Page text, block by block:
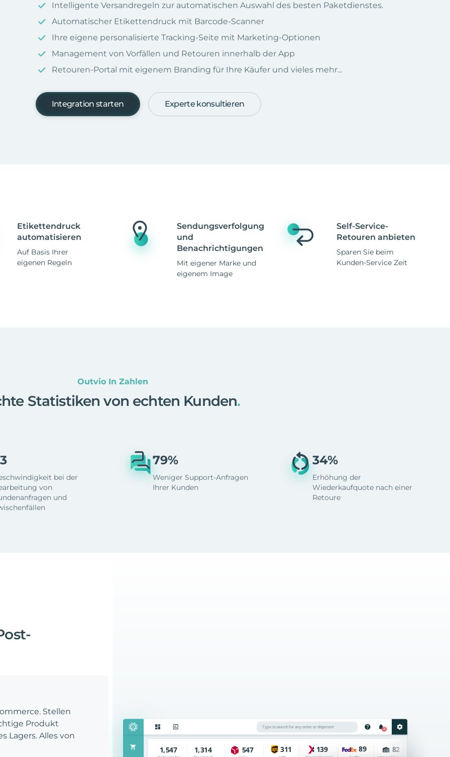
Intelligente Versandregeln zur automatischen Auswahl des besten Paketdienstes.
Automatischer Etikettendruck mit Barcode-Scanner
Ihre eigene personalisierte Tracking-Seite mit Marketing-Optionen
Management von Vorfällen und Retouren innerhalb der App
Retouren-Portal mit eigenem Branding für Ihre Käufer und vieles mehr...
Integration starten Experte konsultieren
Etikettendruck
automatisieren
Auf Basis Ihrer
eigenen Regeln
Sendungsverfolgung
und
Benachrichtigungen
Mit eigener Marke und
eigenem Image
Self-Service-
Retouren anbieten
Sparen Sie beim
Kunden-Service Zeit
Outvio In Zahlen
Statistiken von echten Kunden.
bei der
von
und
79%
Weniger Support-Anfragen
Ihrer Kunden
34%
Erhöhung der
Wiederkaufquote nach einer
Retoure
Stellen
Produkt
Lagers. Alles von